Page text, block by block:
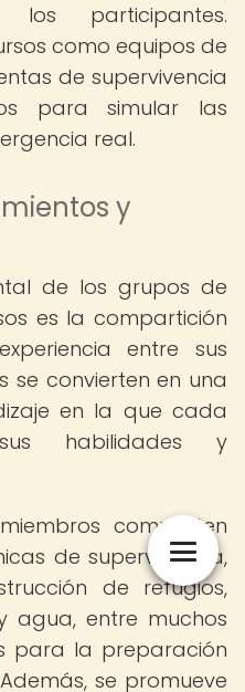
los participantes.
como equipos de
de supervivencia
para simular las
real.
y
de los grupos de
es la compartición
entre sus
se convierten en una
en la que cada
habilidades y
comparten
de supervivencia,
de refugios,
agua, entre muchos
para la preparación
se promueve